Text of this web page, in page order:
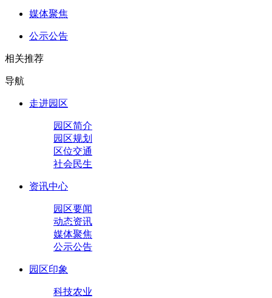
媒体聚焦
公示公告
相关推荐
导航
走进园区
园区简介
园区规划
区位交通
社会民生
资讯中心
园区要闻
动态资讯
媒体聚焦
公示公告
园区印象
科技农业